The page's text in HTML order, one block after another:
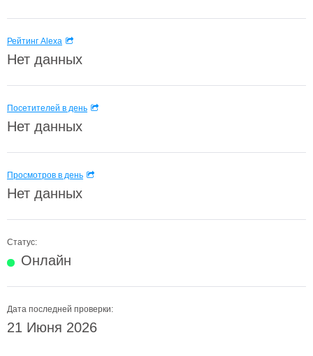
Рейтинг Alexa
Нет данных
Посетителей в день
Нет данных
Просмотров в день
Нет данных
Статус:
Онлайн
Дата последней проверки:
21 Июня 2026